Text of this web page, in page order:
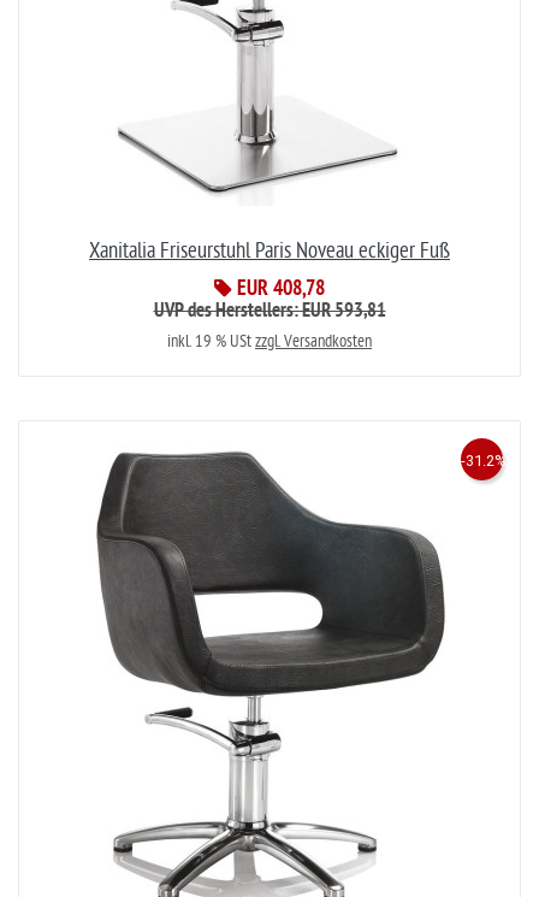
Xanitalia Friseurstuhl Paris Noveau eckiger Fuß
EUR 408,78
UVP des Herstellers: EUR 593,81
inkl. 19 % UStzzgl. Versandkosten
-31.2%